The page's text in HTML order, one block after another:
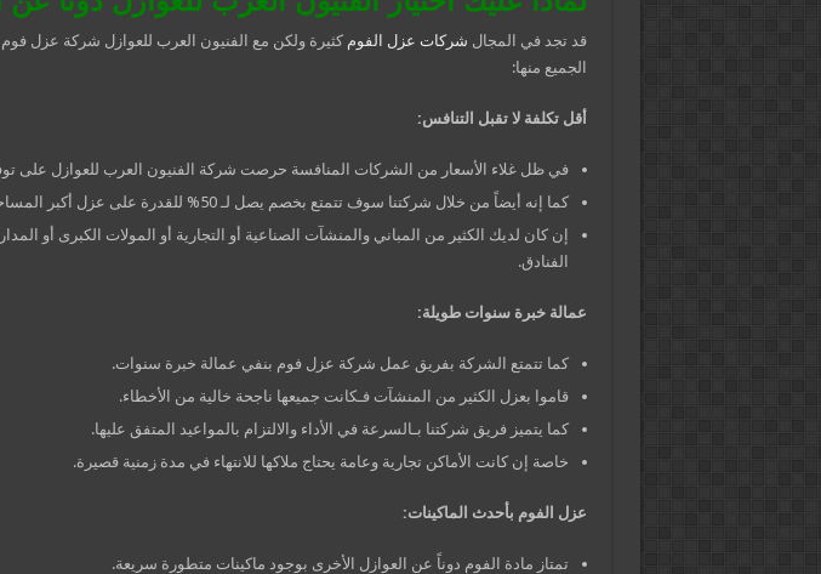
قد تجد في المجال شركات عزل الفوم كثيرة ولكن مع الفنيون العرب للعوازل شركة عزل
الجميع منها:
أقل تكلفة لا تقبل التنافس:
في ظل غلاء الأسعار من الشركات المنافسة حرصت شركة الفنيون العرب للعوازل على
كما إنه أيضاً من خلال شركتنا سوف تتمتع بخصم يصل لـ 50% للقدرة على عزل أكبر المساحات.
إن كان لديك الكثير من المباني والمنشآت الصناعية أو التجارية أو المولات الكبرى أو
الفنادق.
عمالة خبرة سنوات طويلة:
كما تتمتع الشركة بفريق عمل شركة عزل فوم بنفي عمالة خبرة سنوات.
قاموا بعزل الكثير من المنشآت فـكانت جميعها ناجحة خالية من الأخطاء.
كما يتميز فريق شركتنا بـالسرعة في الأداء والالتزام بالمواعيد المتفق عليها.
خاصة إن كانت الأماكن تجارية وعامة يحتاج ملاكها للانتهاء في مدة زمنية قصيرة.
عزل الفوم بأحدث الماكينات:
تمتاز مادة الفوم دوناً عن العوازل الأخرى بوجود ماكينات متطورة سريعة.